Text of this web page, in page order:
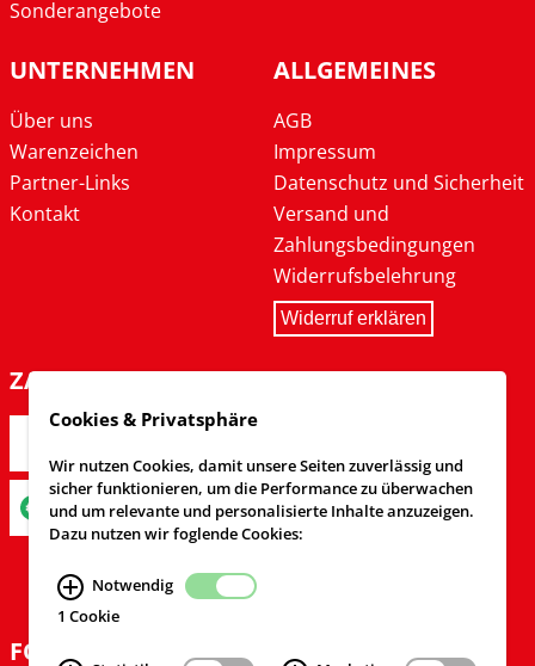
Sonderangebote
UNTERNEHMEN
Über uns
Warenzeichen
Partner-Links
Kontakt
ALLGEMEINES
AGB
Impressum
Datenschutz und Sicherheit
Versand und
Zahlungsbedingungen
Widerrufsbelehrung
Widerruf erklären
ZAHLARTEN
FOLGEN SIE UNS
Cookies & Privatsphäre
Wir nutzen Cookies, damit unsere Seiten zuverlässig und
sicher funktionieren, um die Performance zu überwachen
und um relevante und personalisierte Inhalte anzuzeigen.
Dazu nutzen wir foglende Cookies:
Notwendig
1 Cookie